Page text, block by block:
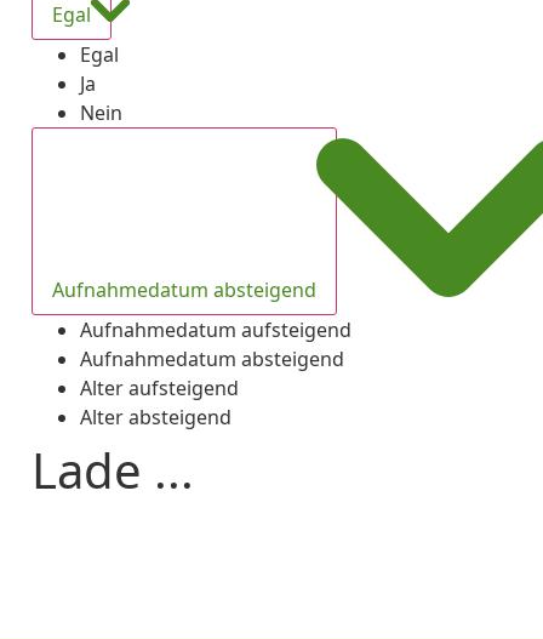
Egal
Egal
Ja
Nein
Aufnahmedatum absteigend
Aufnahmedatum aufsteigend
Aufnahmedatum absteigend
Alter aufsteigend
Alter absteigend
Lade ...